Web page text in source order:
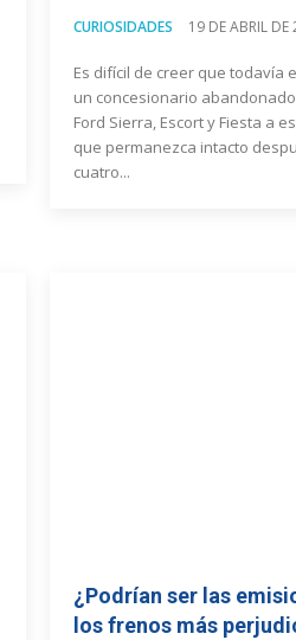
CURIOSIDADES 19 DE ABRIL DE
Es difícil de creer que todavía
un concesionario
Ford Sierra, Escort y Fiesta a
que permanezca intacto
cuatro...
¿Podrían ser las
los frenos más